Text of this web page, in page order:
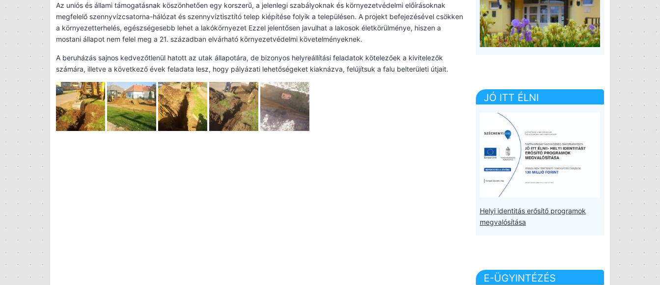
Az uniós és állami támogatásnak köszönhetően egy korszerű, a jelenlegi szabályoknak és környezetvédelmi előírásoknak
megfelelő szennyvízcsatorna-hálózat és szennyvíztisztító telep kiépítése folyik a településen. A projekt befejezésével csökken
a környezetterhelés, egészségesebb lehet a lakókörnyezet Ezzel jelentősen javulhat a lakosok életkörülménye, hiszen a
mostani állapot nem felel meg a 21. században elvárható környezetvédelmi követelményeknek.
A beruházás sajnos kedvezőtlenül hatott az utak állapotára, de bizonyos helyreállítási feladatok kötelezőek a kivitelezők
számára, illetve a következő évek feladata lesz, hogy pályázati lehetőségeket kiaknázva, felújítsuk a falu belterületi útjait.
JÓ ITT ÉLNI
Helyi identitás erősítő programok
megvalósítása
E-ÜGYINTÉZÉS